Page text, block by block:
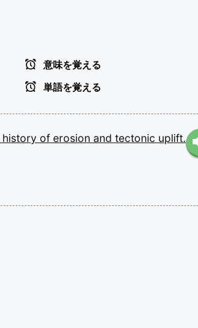
意味を覚える
単語を覚える
history of erosion and tectonic uplift.